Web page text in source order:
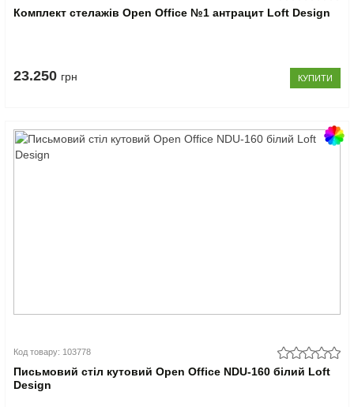
Комплект стелажів Open Office №1 антрацит Loft Design
23.250 грн КУПИТИ
Код товару: 103778
Письмовий стіл кутовий Open Office NDU-160 білий Loft
Design